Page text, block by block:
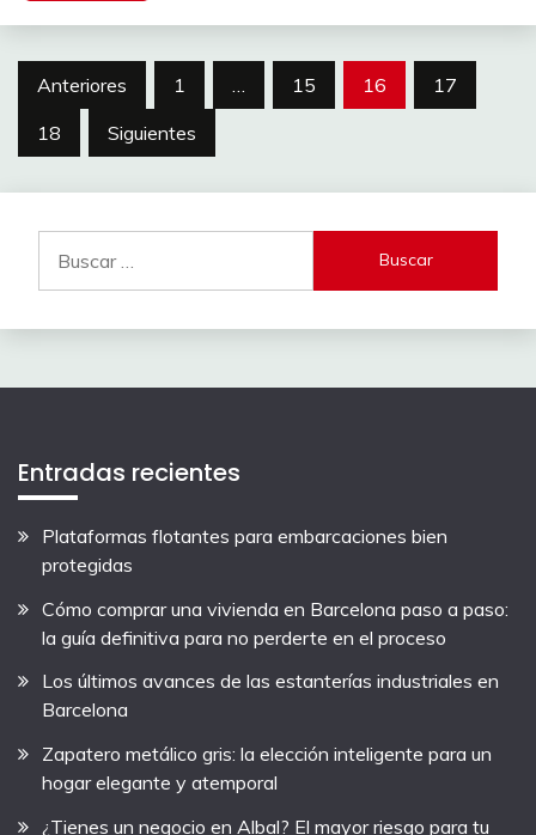
Paginación
de
entradas
Anteriores 1 … 15 16
17
18
Siguientes
Entradas recientes
Plataformas flotantes para embarcaciones bien
protegidas
Cómo comprar una vivienda en Barcelona paso a paso:
la guía definitiva para no perderte en el proceso
Los últimos avances de las estanterías industriales en
Barcelona
Zapatero metálico gris: la elección inteligente para un
hogar elegante y atemporal
¿Tienes un negocio en Albal? El mayor riesgo para tu